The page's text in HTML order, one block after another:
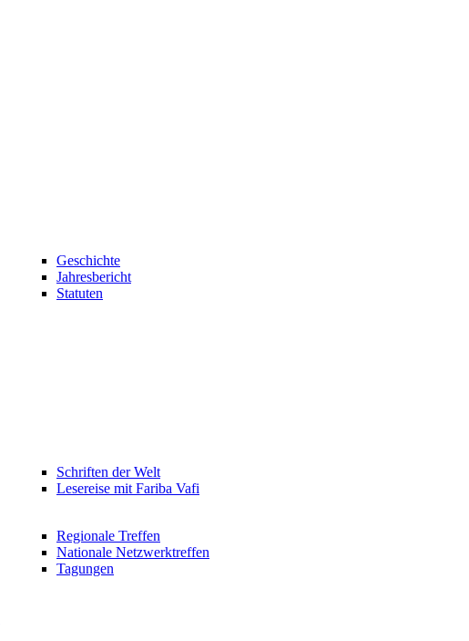
Geschichte
Jahresbericht
Statuten
Schriften der Welt
Lesereise mit Fariba Vafi
Regionale Treffen
Nationale Netzwerktreffen
Tagungen